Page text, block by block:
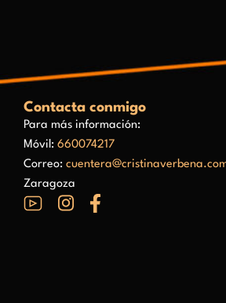
Contacta conmigo
Para más información:
Móvil: 660074217
Correo:
Zaragoza